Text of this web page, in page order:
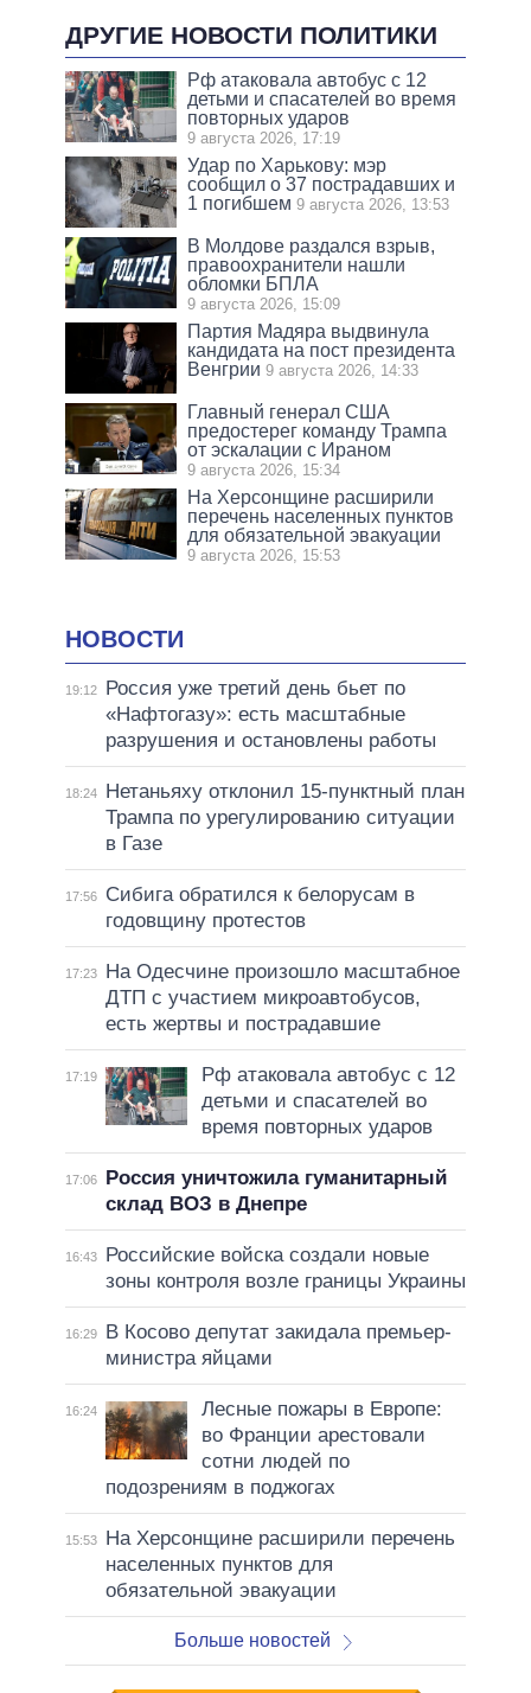
ДРУГИЕ НОВОСТИ ПОЛИТИКИ
Рф атаковала автобус с 12
детьми и спасателей во время
повторных ударов
9 августа 2026, 17:19
Удар по Харькову: мэр
сообщил о 37 пострадавших и
1 погибшем 9 августа 2026, 13:53
В Молдове раздался взрыв,
правоохранители нашли
обломки БПЛА
9 августа 2026, 15:09
Партия Мадяра выдвинула
кандидата на пост президента
Венгрии 9 августа 2026, 14:33
Главный генерал США
предостерег команду Трампа
от эскалации с Ираном
9 августа 2026, 15:34
На Херсонщине расширили
перечень населенных пунктов
для обязательной эвакуации
9 августа 2026, 15:53
НОВОСТИ
19:12
Россия уже третий день бьет по
«Нафтогазу»: есть масштабные
разрушения и остановлены работы
18:24
Нетаньяху отклонил 15-пунктный план
Трампа по урегулированию ситуации
в Газе
17:56
Сибига обратился к белорусам в
годовщину протестов
17:23
На Одесчине произошло масштабное
ДТП с участием микроавтобусов,
есть жертвы и пострадавшие
17:19
Рф атаковала автобус с 12
детьми и спасателей во
время повторных ударов
17:06
Россия уничтожила гуманитарный
склад ВОЗ в Днепре
16:43
Российские войска создали новые
зоны контроля возле границы Украины
16:29
В Косово депутат закидала премьер-
министра яйцами
16:24
Лесные пожары в Европе:
во Франции арестовали
сотни людей по
подозрениям в поджогах
15:53
На Херсонщине расширили перечень
населенных пунктов для
обязательной эвакуации
Больше новостей